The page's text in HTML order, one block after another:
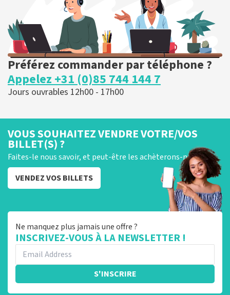
Préférez commander par téléphone ?
Appelez +31 (0)85 744 144 7
Jours ouvrables 12h00 - 17h00
VOUS SOUHAITEZ VENDRE VOTRE/VOS
BILLET(S) ?
Faites-le nous savoir, et peut-être les achèterons-nous !
VENDEZ VOS BILLETS
Ne manquez plus jamais une offre ?
INSCRIVEZ-VOUS À LA NEWSLETTER !
S'INSCRIRE